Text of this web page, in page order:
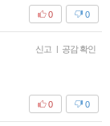
0
0
신고 | 공감 확인
0
0